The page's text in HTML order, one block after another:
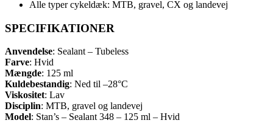
Alle typer cykeldæk: MTB, gravel, CX og landevej
SPECIFIKATIONER
Anvendelse: Sealant – Tubeless
Farve: Hvid
Mængde: 125 ml
Kuldebestandig: Ned til –28°C
Viskositet: Lav
Disciplin: MTB, gravel og landevej
Model: Stan’s – Sealant 348 – 125 ml – Hvid